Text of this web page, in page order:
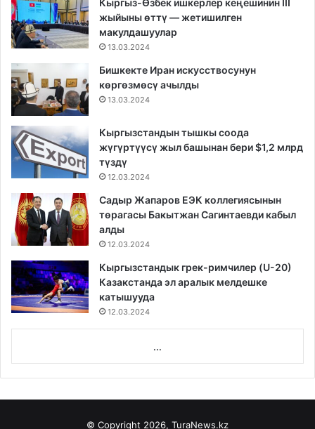
Кыргыз-Өзбек ишкерлер кеңешинин III
жыйыны өттү — жетишилген
макулдашуулар
13.03.2024
Бишкекте Иран искусствосунун
көргөзмөсү ачылды
13.03.2024
Кыргызстандын тышкы соода
жүгүртүүсү жыл башынан бери $1,2 млрд
түздү
12.03.2024
Садыр Жапаров ЕЭК коллегиясынын
төрагасы Бакытжан Сагинтаевди кабыл
алды
12.03.2024
Кыргызстандык грек-римчилер (U-20)
Казакстанда эл аралык мелдешке
катышууда
12.03.2024
...
© Copyright 2026, TuraNews.kz